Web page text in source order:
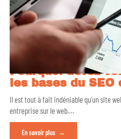
Pourquoi devez-
les bases du SEO
Il est tout à fait indéniable qu’un site
entreprise sur le web.…
En savoir plus